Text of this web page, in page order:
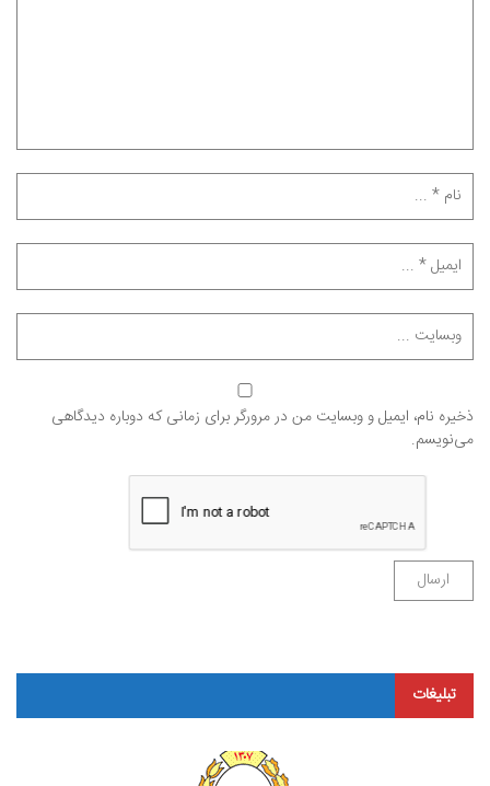
ذخیره نام، ایمیل و وبسایت من در مرورگر برای زمانی که دوباره دیدگاهی
می‌نویسم.
تبلیغات